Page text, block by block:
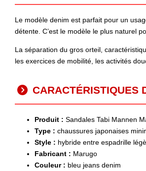
Le modèle denim est parfait pour un
détente. C’est le modèle le plus naturel
La séparation du gros orteil,
les exercices de mobilité, les activités
CARACTÉRISTIQUES
Produit : Sandales Tabi Mannen
Type : chaussures japonaises
Style : hybride entre espadrille
Fabricant : Marugo
Couleur : bleu jeans denim